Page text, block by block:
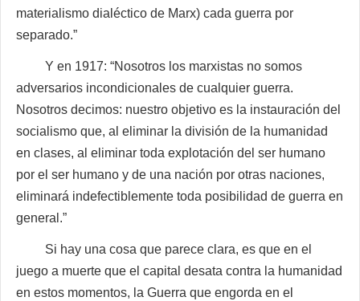
materialismo dialéctico de Marx) cada guerra por
separado.”
Y en 1917: “Nosotros los marxistas no somos
adversarios incondicionales de cualquier guerra.
Nosotros decimos: nuestro objetivo es la instauración del
socialismo que, al eliminar la división de la humanidad
en clases, al eliminar toda explotación del ser humano
por el ser humano y de una nación por otras naciones,
eliminará indefectiblemente toda posibilidad de guerra en
general.”
Si hay una cosa que parece clara, es que en el
juego a muerte que el capital desata contra la humanidad
en estos momentos, la Guerra que engorda en el